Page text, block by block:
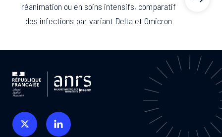
réanimation ou en soins intensifs, comparatif
des infections par variant Delta et Omicron